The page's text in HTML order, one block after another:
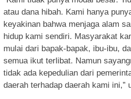
atau dana hibah. Kami hanya
keyakinan bahwa menjaga alam
hidup kami sendiri. Masyarakat
mulai dari bapak-bapak, ibu-ibu,
semua ikut terlibat. Namun
tidak ada kepedulian dari
daerah terhadap daerah kami ini,”